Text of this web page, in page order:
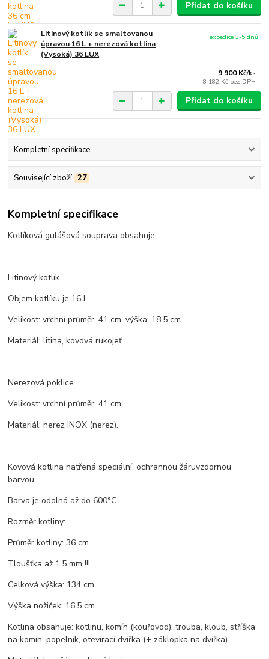
Přidat do košíku
Litinový kotlík se smaltovanou
úpravou 16 L + nerezová kotlina
(Vysoká) 36 LUX
9 900 Kč/ks
8 182 Kč bez DPH
expedice 3-5 dnů
Přidat do košíku
Kompletní specifikace
Související zboží 27
Kompletní specifikace
Kotlíková gulášová souprava obsahuje:
Litinový kotlík.
Objem kotlíku je 16 L.
Velikost: vrchní průměr: 41 cm, výška: 18,5 cm.
Materiál: litina, kovová rukojeť.
Nerezová poklice
Velikost: vrchní průměr: 41 cm.
Materiál: nerez INOX (nerez).
Kovová kotlina natřená speciální, ochrannou žáruvzdornou
barvou.
Barva je odolná až do 600°C.
Rozměr kotliny:
Průměr kotliny: 36 cm.
Tloušťka až 1,5 mm !!!
Celková výška: 134 cm.
Výška nožiček: 16,5 cm.
Kotlina obsahuje: kotlinu, komín (kouřovod): trouba, kloub, stříška
na komín, popelník, otevírací dvířka (+ záklopka na dvířka).